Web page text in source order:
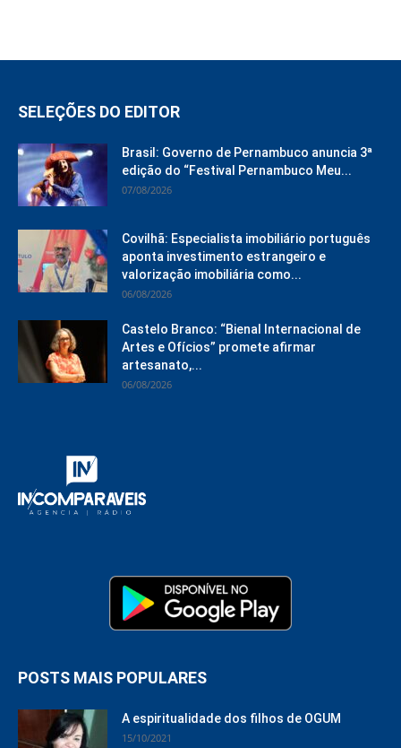
SELEÇÕES DO EDITOR
Brasil: Governo de Pernambuco anuncia 3ª
edição do “Festival Pernambuco Meu...
07/08/2026
Covilhã: Especialista imobiliário português
aponta investimento estrangeiro e
valorização imobiliária como...
06/08/2026
Castelo Branco: “Bienal Internacional de
Artes e Ofícios” promete afirmar
artesanato,...
06/08/2026
POSTS MAIS POPULARES
A espiritualidade dos filhos de OGUM
15/10/2021